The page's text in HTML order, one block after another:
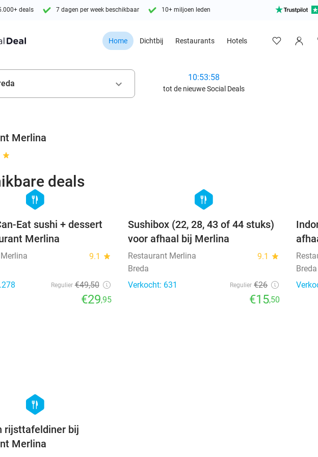
deals 7 dagen per week beschikbaar 10+ miljoen leden
Home Dichtbij Restaurants Hotels
keyboard_arrow_down
10:53:56
tot de nieuwe Social Deals
Merlina
star
deals
hexagon
food
Eat sushi + dessert
Merlina
9.1 star
Regulier €49,50
€29,95
hexagon
food
Sushibox (22, 28, 43 of 44 stuks)
voor afhaal bij Merlina
Restaurant Merlina 9.1 star
Breda
Verkocht: 631
Regulier €26
€15,50
Breda
hexagon
food
rijsttafeldiner bij
Merlina